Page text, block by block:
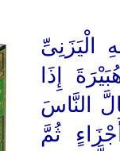
الْيَزَنِىِّ
إِذَا
النَّاسَ
ثُمَّ